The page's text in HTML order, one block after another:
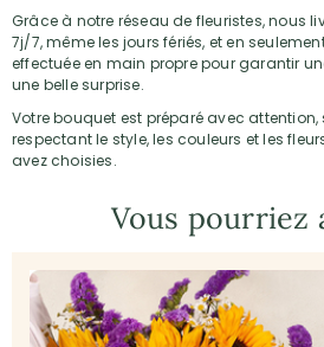
Grâce à notre réseau de fleuristes, nous
7j/7, même les jours fériés, et en
effectuée en main propre pour garantir
une belle surprise.
Votre bouquet est préparé avec
respectant le style, les couleurs et les
avez choisies.
Vous pourriez